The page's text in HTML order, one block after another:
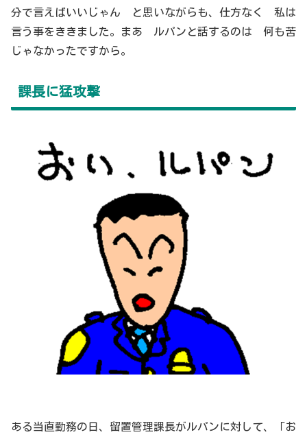
分で言えばいいじゃん と思いながらも、仕方なく 私は
言う事をききました。まあ ルパンと話するのは 何も苦
じゃなかったですから。
課長に猛攻撃
ある当直勤務の日、留置管理課長がルパンに対して、「お